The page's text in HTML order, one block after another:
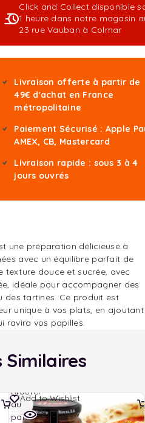
Panier
Ajouter
Au
Panier
Click and Collect disponible
1 heure dans notre magasin
23 rue Vauban à Colmar
Livraison offerte à partir de
49€ d'achat en France
métropolitaine
Paiement Sécurisé : Apple
AMEX, CB, Mastercard
Livraison rapide : sous 3 à 4
jours ouvrés
une préparation délicieuse à
avec un équilibre parfait de
texture douce et sucrée, avec
idéale pour accompagner des
des tartines. Ce produit est
unique à vos plats, en ajoutant
ravira vos papilles.
Similaires
Add to Wishlist
Quick view
Ajouter
au
panier